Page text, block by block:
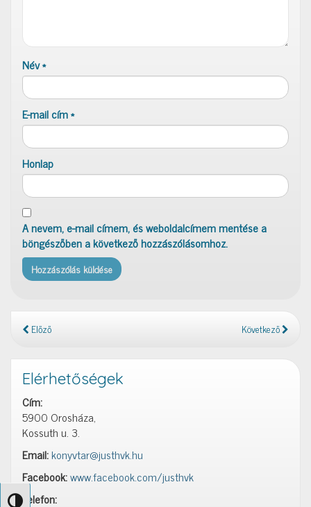
Név*
E-mail cím*
Honlap
A nevem, e-mail címem, és weboldalcímem mentése a
böngészőben a következő hozzászólásomhoz.
Előző Következő
Elérhetőségek
Cím:
5900 Orosháza,
Kossuth u. 3.
Email:konyvtar@justhvk.hu
Facebook:www.facebook.com/justhvk
Telefon: